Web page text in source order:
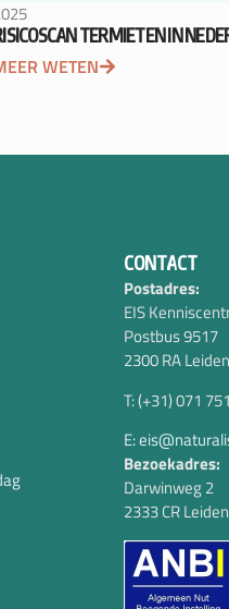
TERMIETEN IN
WETEN
CONTACT
Postadres:
EIS
Postbus 9517
2300 RA Leiden
T: (+31) 071
E:
Bezoekadres:
Darwinweg 2
2333 CR Leiden